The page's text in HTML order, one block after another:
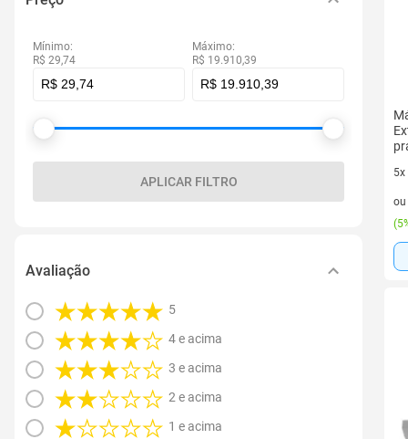
Mínimo:
R$ 29,74
Máximo:
R$ 19.910,39
APLICAR FILTRO
Avaliação
5
4 e acima
3 e acima
2 e acima
1 e acima
5x
5
ou
(